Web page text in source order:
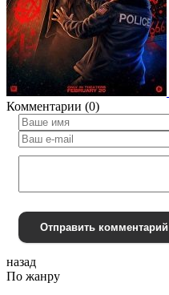
Комментарии (0)
Отправить комментарий
назад
По жанру